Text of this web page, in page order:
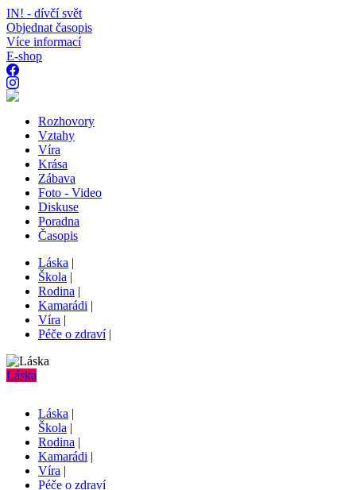
IN! - dívčí svět
Objednat časopis
Více informací
E-shop
Rozhovory
Vztahy
Víra
Krása
Zábava
Foto - Video
Diskuse
Poradna
Časopis
Láska |
Škola |
Rodina |
Kamarádi |
Víra |
Péče o zdraví|
Láska
Láska |
Škola |
Rodina |
Kamarádi |
Víra |
Péče o zdraví